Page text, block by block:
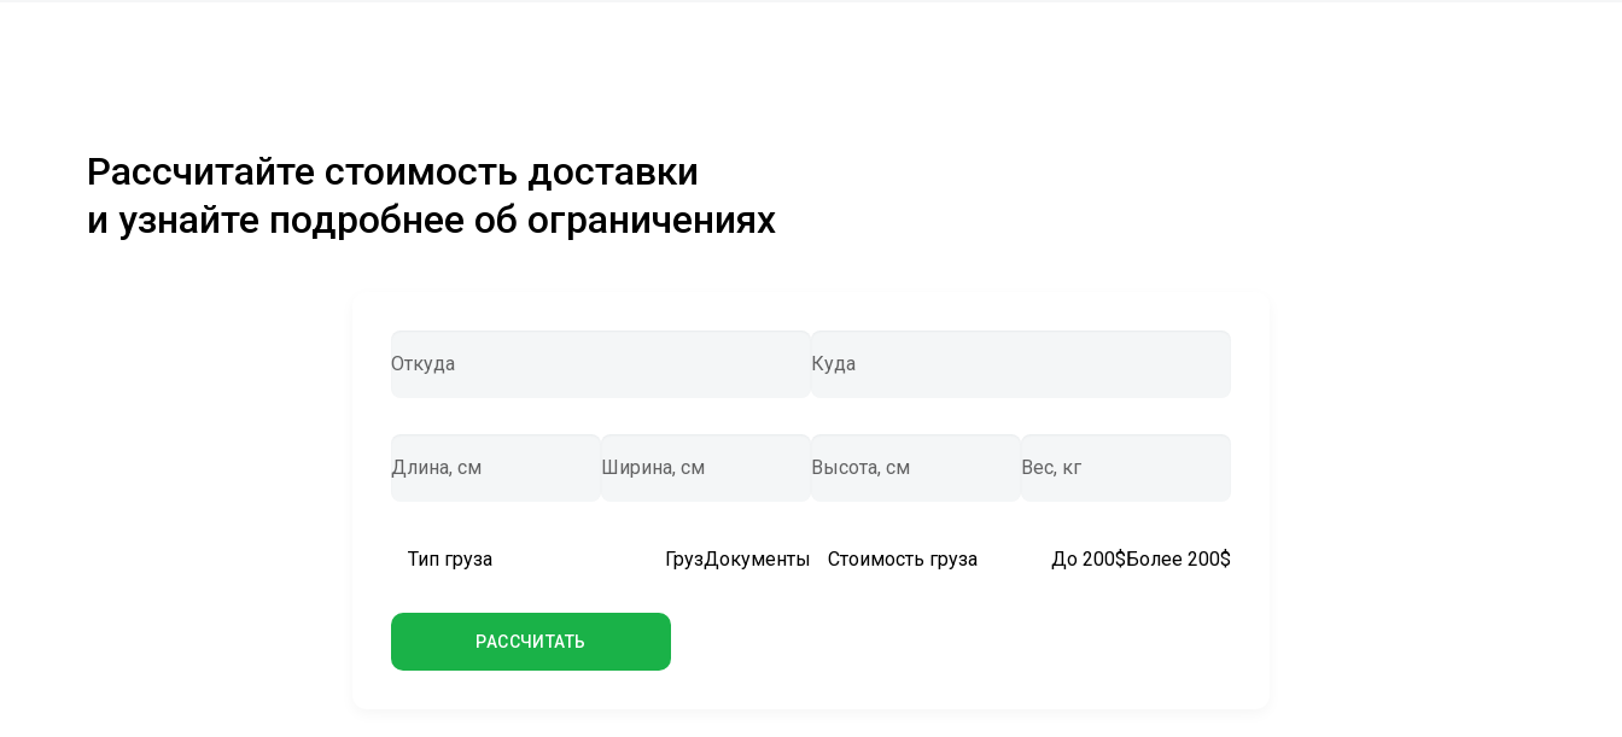
Рассчитайте стоимость доставки
и узнайте подробнее об ограничениях
Откуда Куда
Длина, см Ширина, см Высота, см Вес, кг
Тип груза ГрузДокументы Стоимость груза До 200$Более 200$
РАССЧИТАТЬ